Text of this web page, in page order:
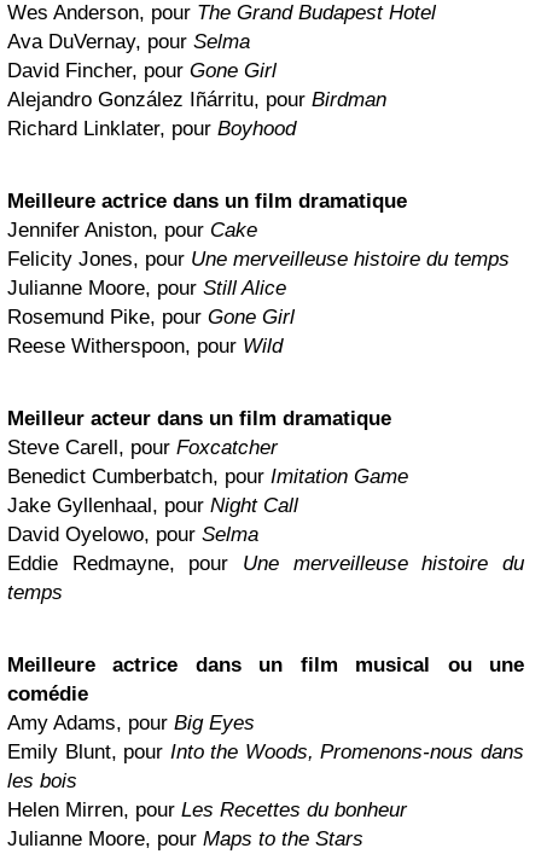
Wes Anderson, pour The Grand Budapest Hotel
Ava DuVernay, pour Selma
David Fincher, pour Gone Girl
Alejandro González Iñárritu, pour Birdman
Richard Linklater, pour Boyhood
Meilleure actrice dans un film dramatique
Jennifer Aniston, pour Cake
Felicity Jones, pour Une merveilleuse histoire du temps
Julianne Moore, pour Still Alice
Rosemund Pike, pour Gone Girl
Reese Witherspoon, pour Wild
Meilleur acteur dans un film dramatique
Steve Carell, pour Foxcatcher
Benedict Cumberbatch, pour Imitation Game
Jake Gyllenhaal, pour Night Call
David Oyelowo, pour Selma
Eddie Redmayne, pour Une merveilleuse histoire du
temps
Meilleure actrice dans un film musical ou une
comédie
Amy Adams, pour Big Eyes
Emily Blunt, pour Into the Woods, Promenons-nous dans
les bois
Helen Mirren, pour Les Recettes du bonheur
Julianne Moore, pour Maps to the Stars